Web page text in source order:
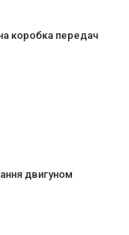
коробка передач
двигуном